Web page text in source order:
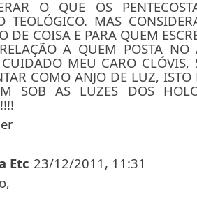
O QUE OS
TEOLÓGICO. MAS
DE COISA E PARA QUEM
A QUEM POSTA NO
CUIDADO MEU CARO CLÓVIS,
COMO ANJO DE LUZ,
SOB AS LUZES DOS
Etc 23/12/2011, 11:31